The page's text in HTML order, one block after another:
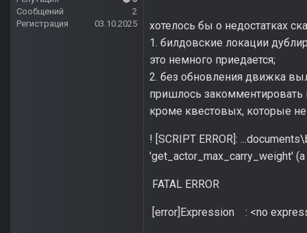
Сообщений
2
Регистрация
03.10.2025
хотелось бы о недостатках
1. билдовские локации
это немного приедается;
2. без обновления движка
пришлось закомментировать
кроме квестовых, которые
! [SCRIPT ERROR]:
'get_actor_max_carry_weight'
FATAL ERROR
[error]Expression : <no